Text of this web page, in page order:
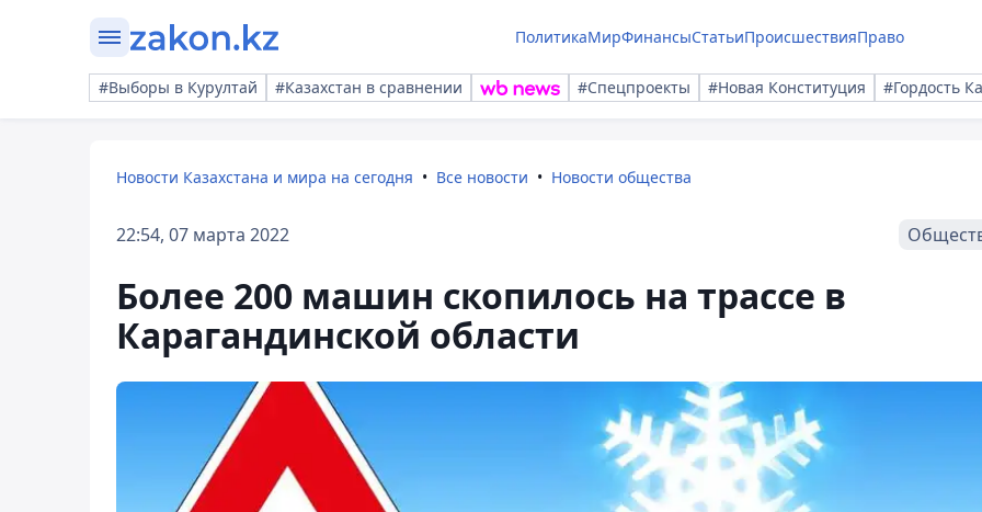
ПолитикаМирФинансыСтатьиПроисшествияПраво
#Выборы в Курултай #Казахстан в сравнении #Спецпроекты #Новая Конституция #Гордость
Новости Казахстана и мира на сегодня Все новости Новости общества
22:54, 07 марта 2022
Более 200 машин скопилось на трассе в
Карагандинской области